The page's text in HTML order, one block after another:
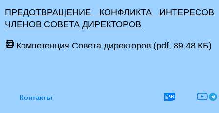
ПРЕДОТВРАЩЕНИЕ КОНФЛИКТА ИНТЕРЕСОВ
ЧЛЕНОВ СОВЕТА ДИРЕКТОРОВ
Компетенция Совета директоров (pdf, 89.48 КБ)
Контакты